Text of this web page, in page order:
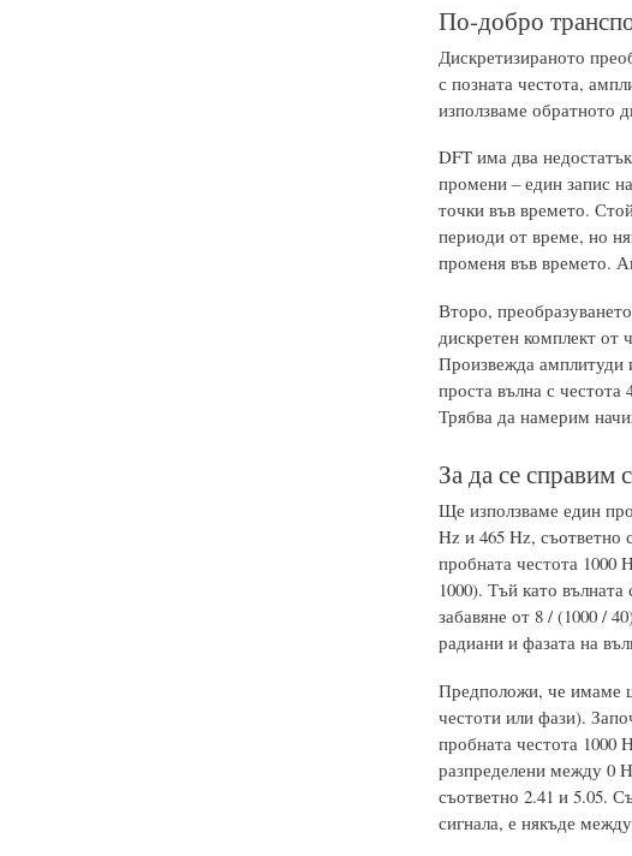
По-добро
Дискретизираното
с позната честота,
използваме обратното
DFT има два
промени – един запис
точки във времето.
периоди от време, но
променя във времето.
Второ,
дискретен комплект от
Произвежда амплитуди
проста вълна с
Трябва да намерим
За да се справим
Ще използваме един
Hz и 465 Hz, съответно
пробната честота 1000
1000). Тъй като
забавяне от 8 / (1000 /
радиани и фазата на
Предположи, че имаме
честоти или фази).
пробната честота 1000
разпределени между 0
съответно 2.41 и 5.05.
сигнала, е някъде